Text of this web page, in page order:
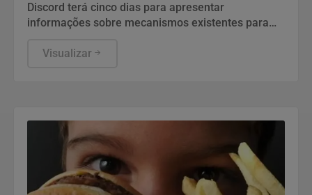
Discord terá cinco dias para apresentar
informações sobre mecanismos existentes para
crianças e adolescentes, informou a ANPD, em
Visualizar